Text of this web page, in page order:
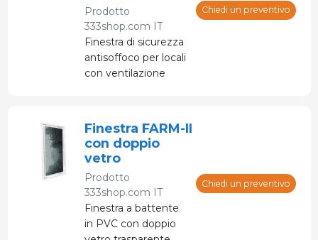
Prodotto
333shop.com IT
Finestra di sicurezza
antisoffoco per locali
con ventilazione
mancanza di
corrente.
Chiedi un preventivo
Finestra FARM-II
con doppio
vetro
Prodotto
333shop.com IT
Finestra a battente
in PVC con doppio
Chiedi un preventivo